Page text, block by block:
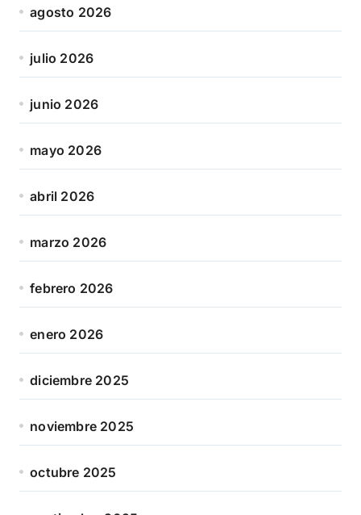
agosto 2026
julio 2026
junio 2026
mayo 2026
abril 2026
marzo 2026
febrero 2026
enero 2026
diciembre 2025
noviembre 2025
octubre 2025